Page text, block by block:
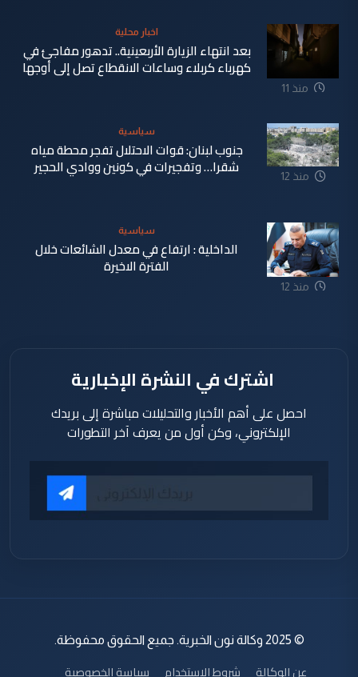
منذ 11
اخبار محلية
بعد انتهاء الزيارة الأربعينية.. تدهور مفاجئ في
كهرباء كربلاء وساعات الانقطاع تصل إلى أوجها
منذ 12
سياسية
جنوب لبنان: قوات الاحتلال تفجر محطة مياه
شقرا… وتفجيرات في كونين ووادي الحجير
منذ 12
سياسية
الداخلية : ارتفاع في معدل الشائعات خلال
الفترة الاخيرة
اشترك في النشرة الإخبارية
احصل على أهم الأخبار والتحليلات مباشرة إلى بريدك
الإلكتروني، وكن أول من يعرف آخر التطورات
© 2025 وكالة نون الخبرية. جميع الحقوق محفوظة.
عن الوكالة شروط الاستخدام سياسة الخصوصية